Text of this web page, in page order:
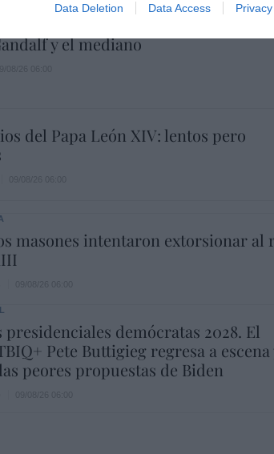
Data Deletion Data Access
y el mediano
del Papa León XIV: lentos pero
masones intentaron extorsionar al
demócratas 2028. El
Pete Buttigieg regresa a escena
peores propuestas de Biden